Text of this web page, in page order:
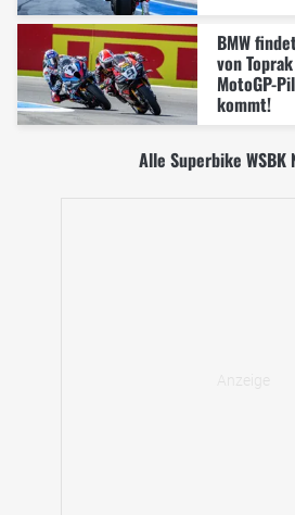
BMW
von
MotoGP-
kommt!
Alle Superbike WSBK